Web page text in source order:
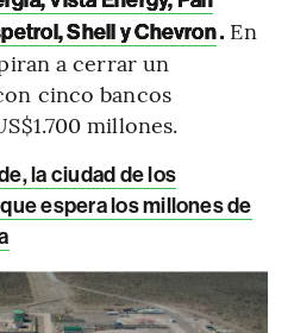
Shell y Chevron. En
a cerrar un
cinco bancos
millones.
la ciudad de los
espera los millones de